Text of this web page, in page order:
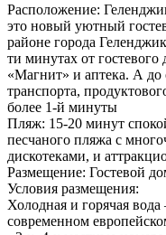
Расположение:
это новый уютный
районе города
ти минутах от гостевого
«Магнит» и аптека. А до
транспорта,
более 1-й минуты
Пляж: 15-20 минут
песчаного пляжа с
дискотеками, и
Размещение: Гостевой
Условия размещения:
Холодная и горячая
современном